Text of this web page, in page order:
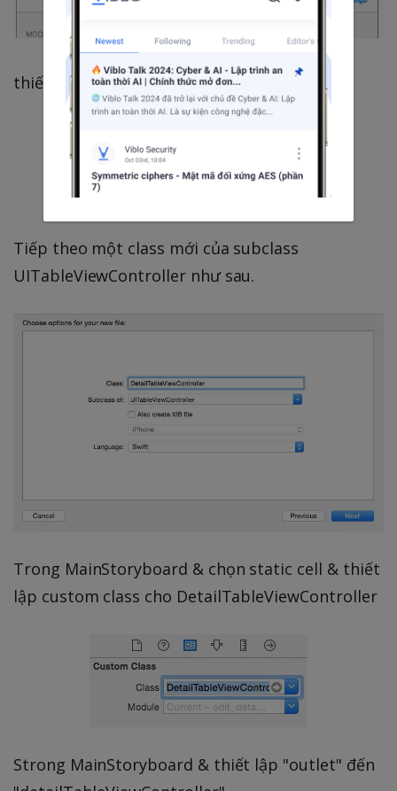
thiết lập để save
Tiếp theo một class mới của subclass
UITableViewController như sau.
Trong MainStoryboard & chọn static cell & thiết
lập custom class cho DetailTableViewController
Strong MainStoryboard & thiết lập "outlet" đến